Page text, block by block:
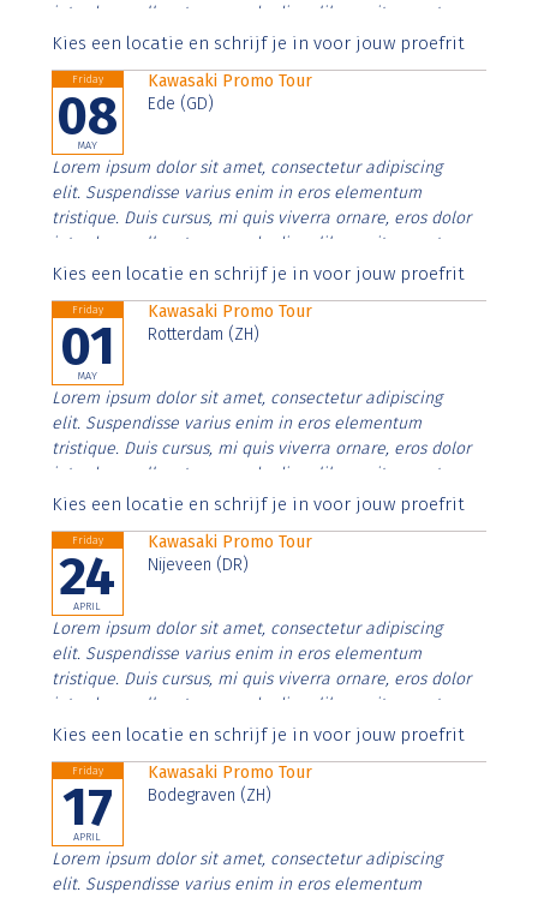
interdum nulla, ut commodo diam libero vitae erat.
Aenean faucibus nibh et justo cursus id rutrum lorem
Kies een locatie en schrijf je in voor jouw proefrit
Friday
08
MAY
Kawasaki Promo Tour
Ede (GD)
Lorem ipsum dolor sit amet, consectetur adipiscing
elit. Suspendisse varius enim in eros elementum
tristique. Duis cursus, mi quis viverra ornare, eros dolor
interdum nulla, ut commodo diam libero vitae erat.
Aenean faucibus nibh et justo cursus id rutrum lorem
Kies een locatie en schrijf je in voor jouw proefrit
Friday
01
MAY
Kawasaki Promo Tour
Rotterdam (ZH)
Lorem ipsum dolor sit amet, consectetur adipiscing
elit. Suspendisse varius enim in eros elementum
tristique. Duis cursus, mi quis viverra ornare, eros dolor
interdum nulla, ut commodo diam libero vitae erat.
Aenean faucibus nibh et justo cursus id rutrum lorem
Kies een locatie en schrijf je in voor jouw proefrit
Friday
24
APRIL
Kawasaki Promo Tour
Nijeveen (DR)
Lorem ipsum dolor sit amet, consectetur adipiscing
elit. Suspendisse varius enim in eros elementum
tristique. Duis cursus, mi quis viverra ornare, eros dolor
interdum nulla, ut commodo diam libero vitae erat.
Aenean faucibus nibh et justo cursus id rutrum lorem
Kies een locatie en schrijf je in voor jouw proefrit
Friday
17
APRIL
Kawasaki Promo Tour
Bodegraven (ZH)
Lorem ipsum dolor sit amet, consectetur adipiscing
elit. Suspendisse varius enim in eros elementum